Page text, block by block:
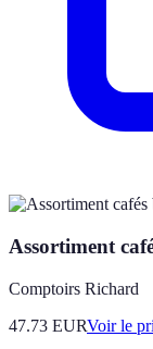
Assortiment
Comptoirs Richard
47.73 EURVoir le